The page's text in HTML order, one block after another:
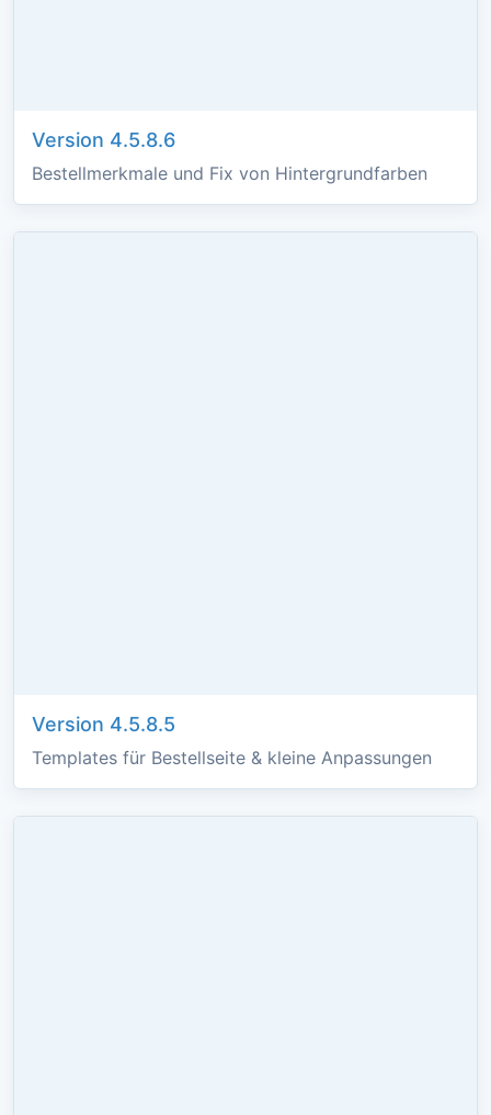
Version 4.5.8.6
Bestellmerkmale und Fix von Hintergrundfarben
Version 4.5.8.5
Templates für Bestellseite & kleine Anpassungen